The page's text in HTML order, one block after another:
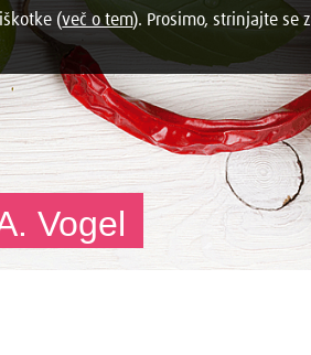
Vogel
(več o tem). Prosimo, strinjajte se z